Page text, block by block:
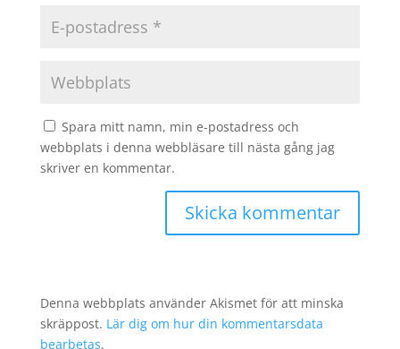
Spara mitt namn, min e-postadress och
webbplats i denna webbläsare till nästa gång jag
skriver en kommentar.
Denna webbplats använder Akismet för att minska
skräppost. Lär dig om hur din kommentarsdata
bearbetas.